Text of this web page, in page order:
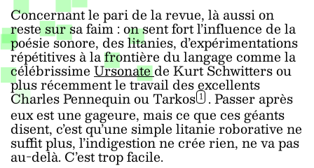
Concernant le pari de la revue, là aussi on
reste sur sa faim : on sent fort l’influence de la
poésie sonore, des litanies, d’expérimentations
répétitives à la frontière du langage comme la
célébrissimeUrsonatede Kurt Schwitters ou
plus récemment le travail des excellents
Charles Pennequin ou Tarkos 1.Passer après
eux est une gageure, mais ce que ces géants
disent, c’est qu’une simple litanie roborative ne
suffit plus, l’indigestion ne crée rien, ne va pas
au-delà. C’est trop facile.